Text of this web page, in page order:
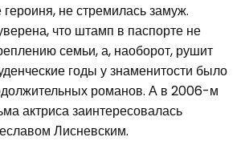
героиня, не стремилась замуж.
что штамп в паспорте не
семьи, а, наоборот, рушит
годы у знаменитости было
романов. А в 2006-м
актриса заинтересовалась
Лисневским.